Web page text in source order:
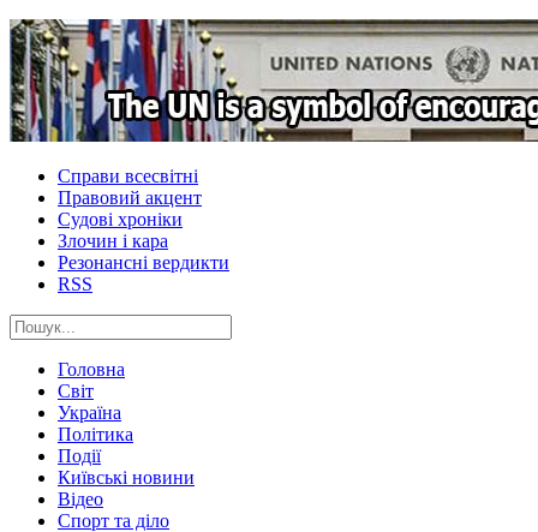
Справи всесвітні
Правовий акцент
Судові хроніки
Злочин і кара
Резонансні вердикти
RSS
Головна
Світ
Україна
Політика
Події
Київські новини
Відео
Спорт та діло